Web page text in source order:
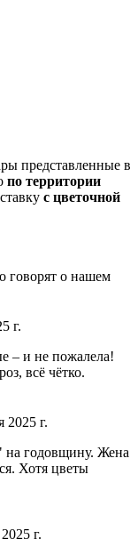
представленные в
по территории
с цветочной
говорят о нашем
г.
– и не пожалела!
всё чётко.
2025 г.
на годовщину. Жена
Хотя цветы
г.